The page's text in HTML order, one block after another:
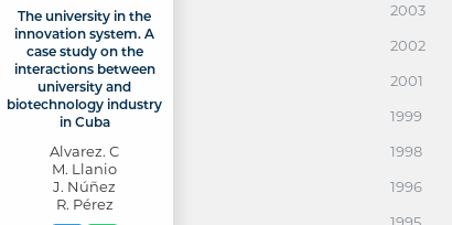
The university in the
innovation system. A
case study on the
interactions between
university and
biotechnology industry
in Cuba
Alvarez. C
M. Llanio
J. Núñez
R. Pérez
2003
2002
2001
1999
1998
1996